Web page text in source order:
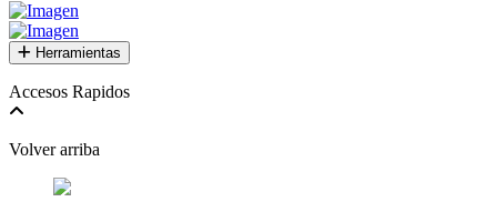
Herramientas
Accesos Rapidos
Volver arriba